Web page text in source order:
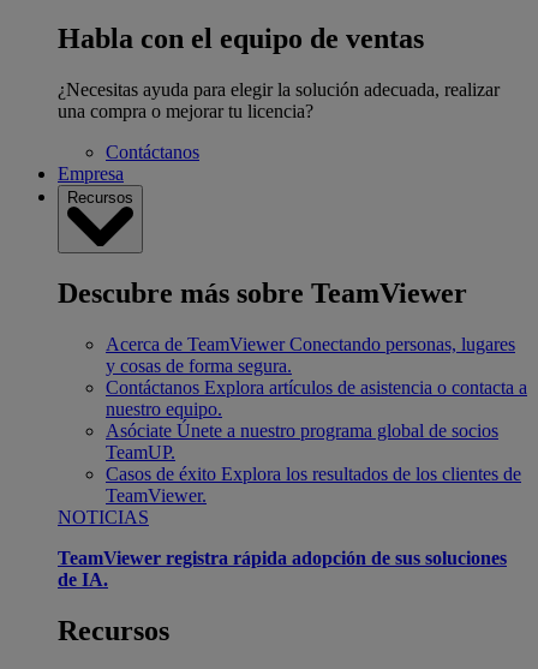
Habla con el equipo de ventas
¿Necesitas ayuda para elegir la solución adecuada, realizar
una compra o mejorar tu licencia?
Contáctanos
Empresa
Recursos
Descubre más sobre TeamViewer
Acerca de TeamViewer Conectando personas, lugares
y cosas de forma segura.
Contáctanos Explora artículos de asistencia o contacta a
nuestro equipo.
Asóciate Únete a nuestro programa global de socios
TeamUP.
Casos de éxito Explora los resultados de los clientes de
TeamViewer.
NOTICIAS
TeamViewer registra rápida adopción de sus soluciones
de IA.
Recursos